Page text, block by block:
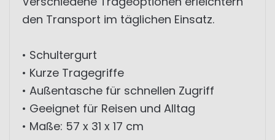
den Transport im täglichen Einsatz.
• Schultergurt
• Kurze Tragegriffe
• Außentasche für schnellen Zugriff
• Geeignet für Reisen und Alltag
• Maße: 57 x 31 x 17 cm